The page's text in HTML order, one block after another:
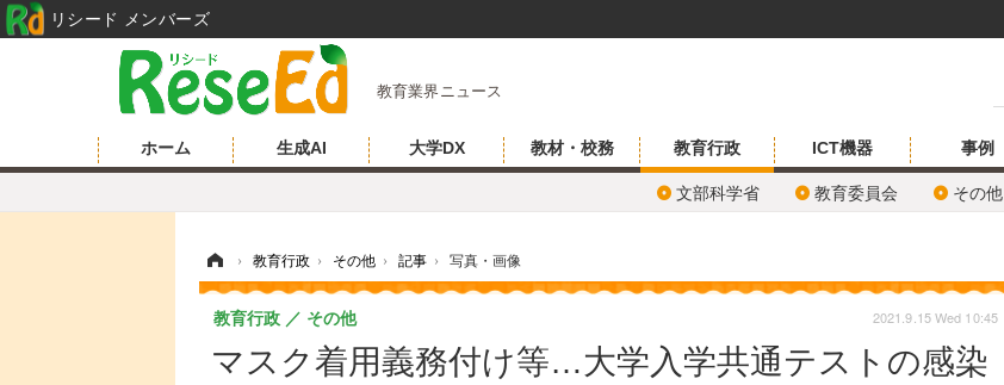
教育業界ニュース
ホーム 生成AI 大学DX 教材・校務 教育行政
文部科学省 教育委員会 その他
ICT機器 事例
› 教育行政 › その他 › 記事 › 写真・画像
マスク着用義務付け等…大学入学共通テストの感染
教育行政 その他 2021.9.15 Wed 10:45
リシード メンバーズ